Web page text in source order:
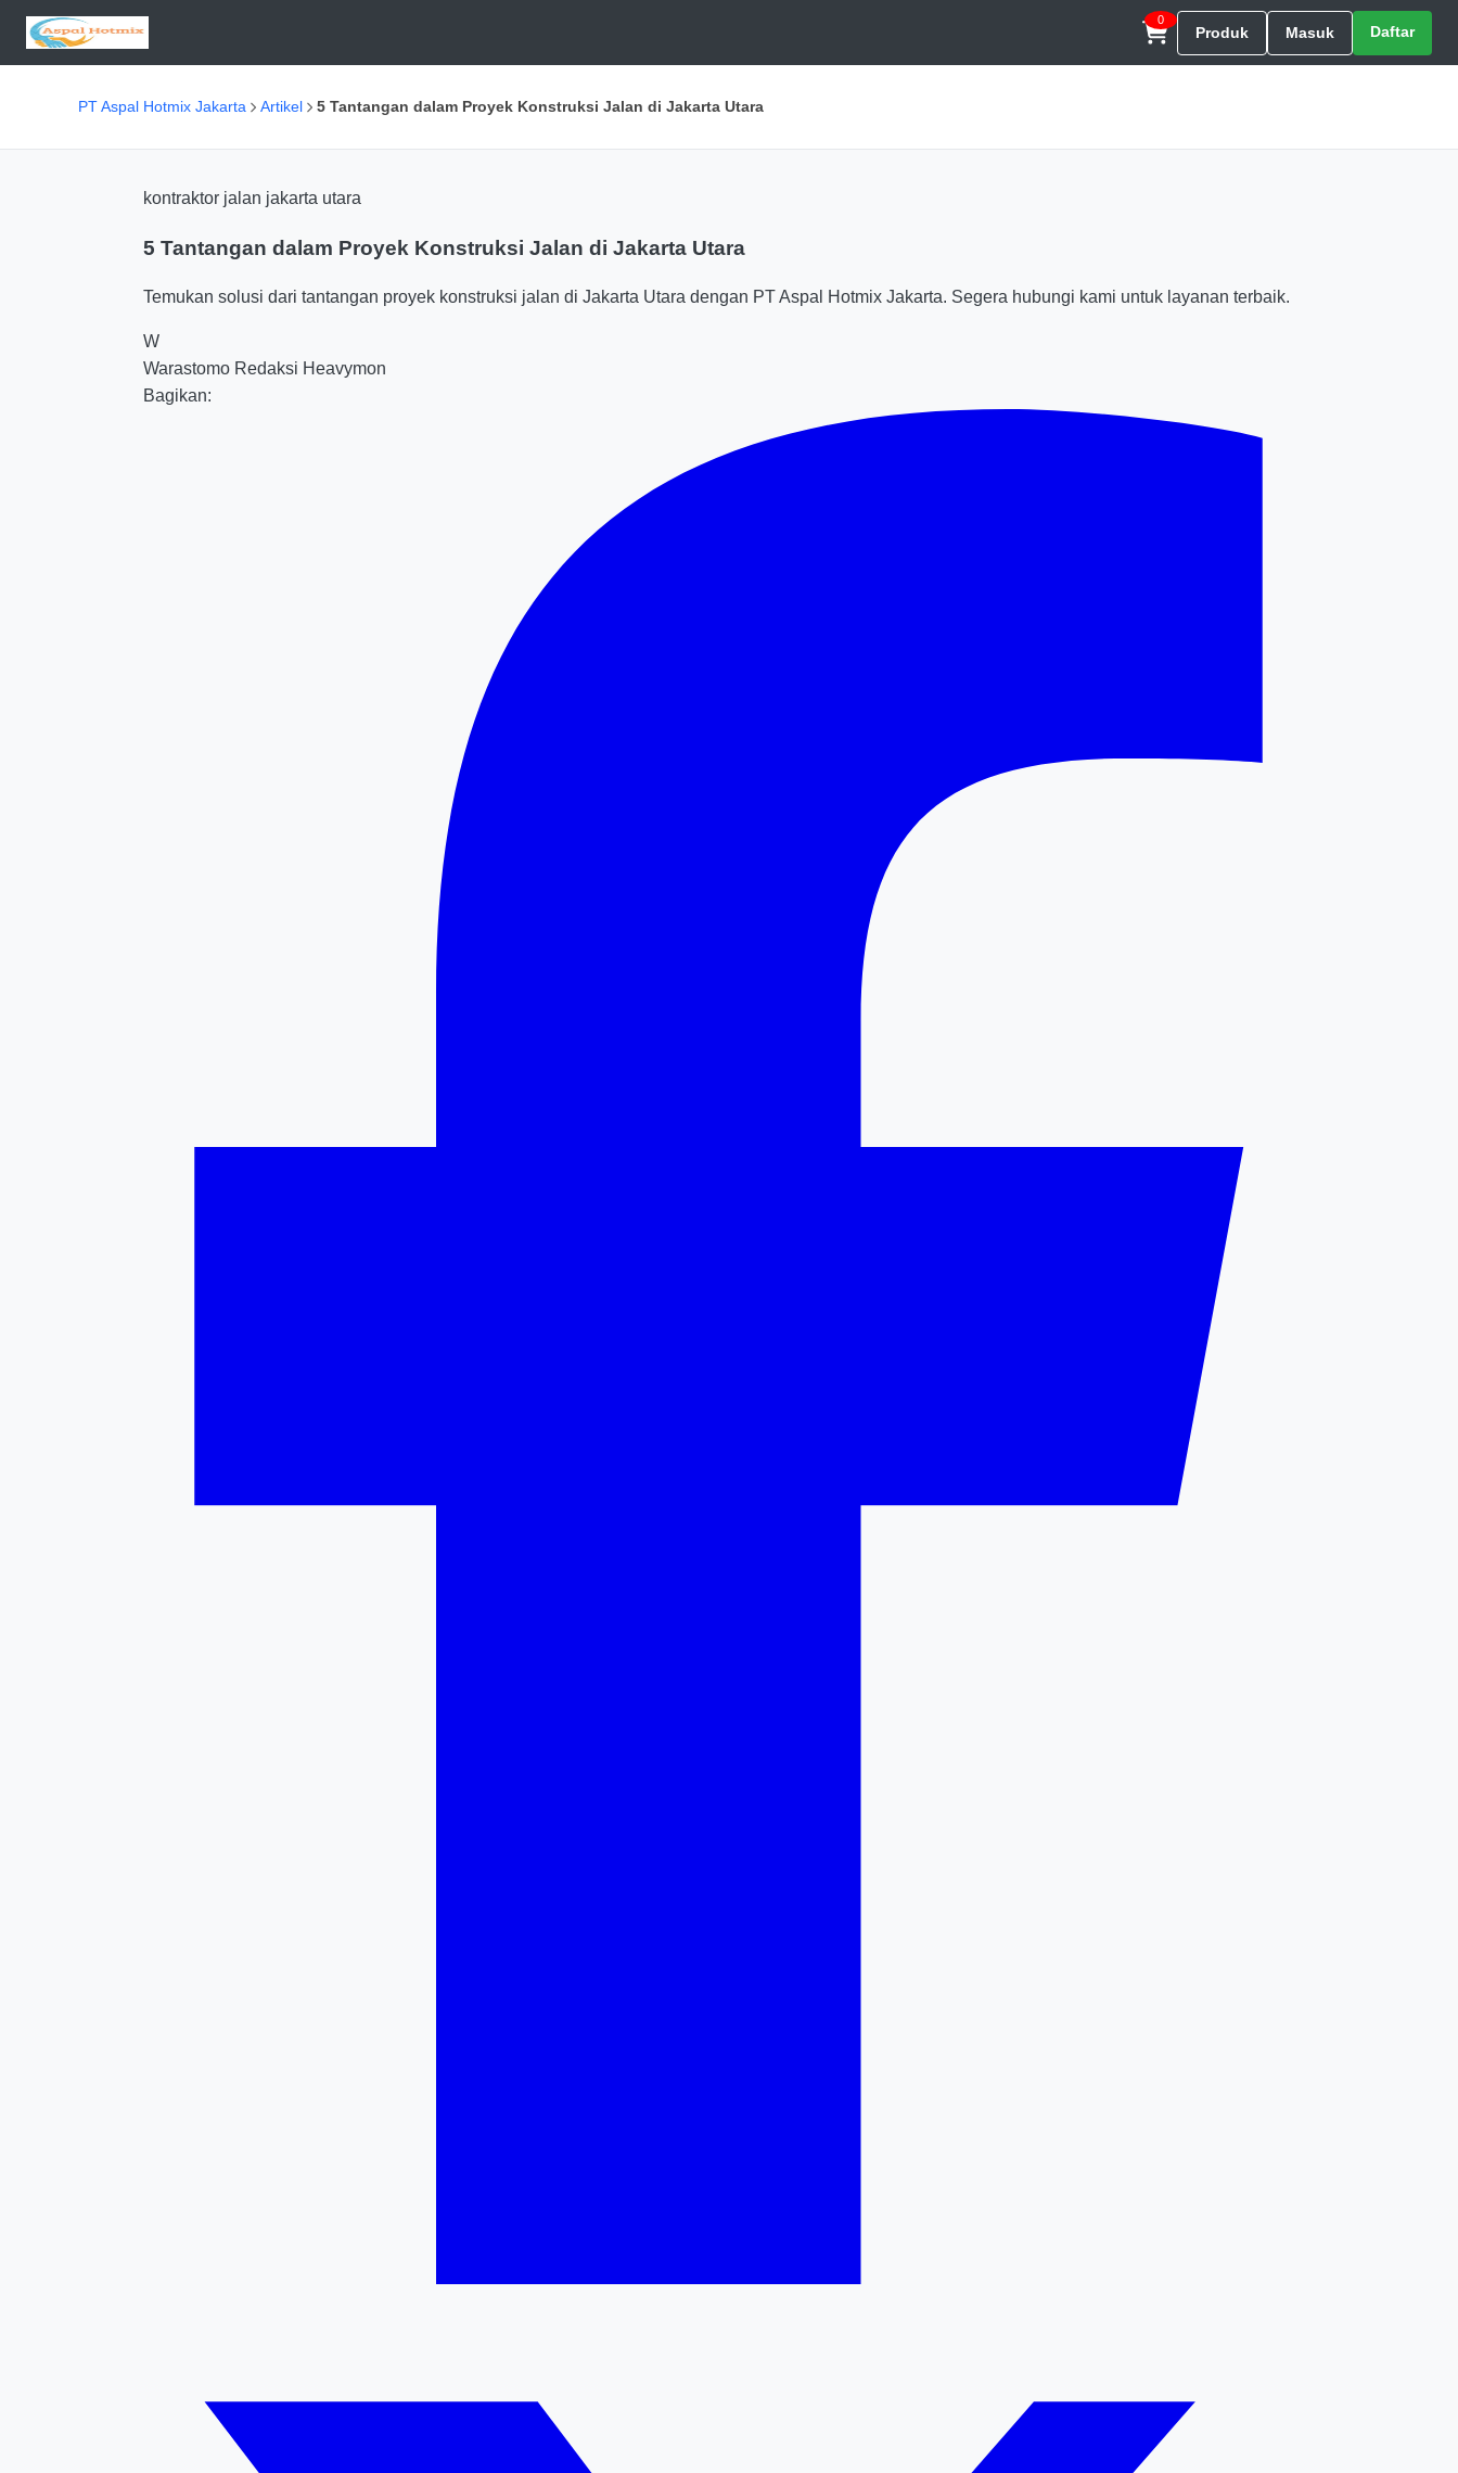
0
Produk Masuk Daftar
PT Aspal Hotmix Jakarta Artikel 5 Tantangan dalam Proyek Konstruksi Jalan di Jakarta Utara
kontraktor jalan jakarta utara
5 Tantangan dalam Proyek Konstruksi Jalan di Jakarta Utara
Temukan solusi dari tantangan proyek konstruksi jalan di Jakarta Utara dengan PT Aspal Hotmix Jakarta. Segera hubungi kami untuk layanan terbaik.
W
Warastomo Redaksi Heavymon
Bagikan: